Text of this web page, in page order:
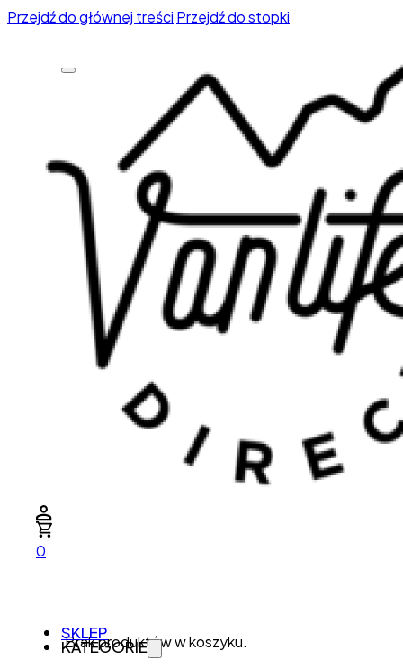
Przejdź do głównej treści Przejdź do stopki
0
Brak produktów w koszyku.
SKLEP
KATEGORIE